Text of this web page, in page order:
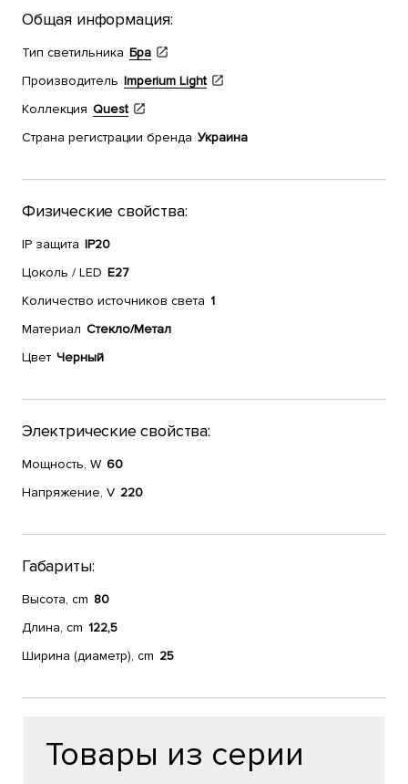
Общая информация:
Тип светильника Бра
Производитель Imperium Light
Коллекция Quest
Страна регистрации бренда Украина
Физические свойства:
IP защита IP20
Цоколь / LED E27
Количество источников света 1
Материал Стекло/Метал
Цвет Черный
Электрические свойства:
Мощность, W 60
Напряжение, V 220
Габариты:
Высота, cm 80
Длина, cm 122,5
Ширина (диаметр), cm 25
Товары из серии